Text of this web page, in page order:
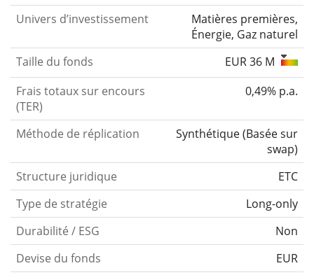
Univers d’investissement
Matières premières,
Énergie, Gaz naturel
Taille du fonds
EUR 36 M
Frais totaux sur encours
(TER)
0,49% p.a.
Méthode de réplication Synthétique(Basée sur
swap)
Structure juridique
ETC
Type de stratégie
Long-only
Durabilité / ESG
Non
Devise du fonds
EUR